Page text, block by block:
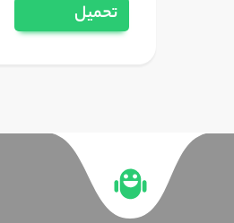
تحميل